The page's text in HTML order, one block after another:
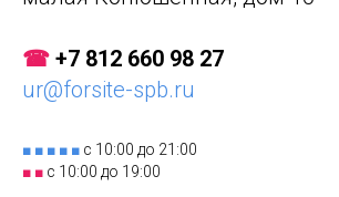
☎ +7 812 660 98 27
ur@forsite-spb.ru
■ ■ ■ ■ ■ с 10:00 до 21:00
■ ■ с 10:00 до 19:00